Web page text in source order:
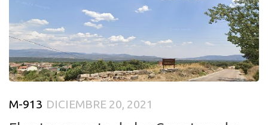
M-913 DICIEMBRE 20, 2021